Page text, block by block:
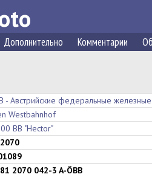
Дополнительно Комментарии
- Австрийские федеральные
Westbahnhof
BB "Hector"
2070 042-3 A-ÖBB